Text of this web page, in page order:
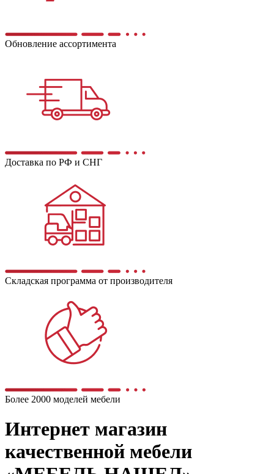
Обновление ассортимента
Доставка по РФ и СНГ
Складская программа от производителя
Более 2000 моделей мебели
Интернет магазин
качественной мебели